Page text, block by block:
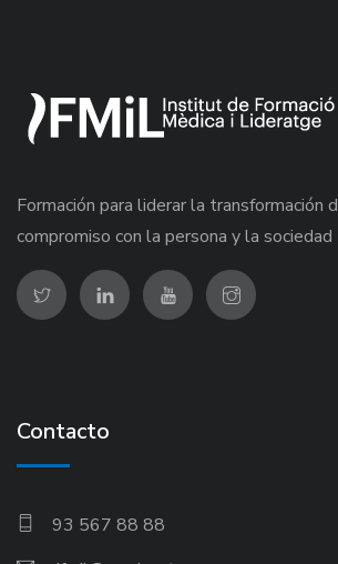
Formación para liderar la transformación
compromiso con la persona y la sociedad
Contacto
93 567 88 88